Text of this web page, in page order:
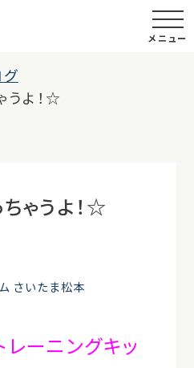
メニュー
グ
うよ！☆
ゃうよ！☆
さいたま松本
ーニングキッ